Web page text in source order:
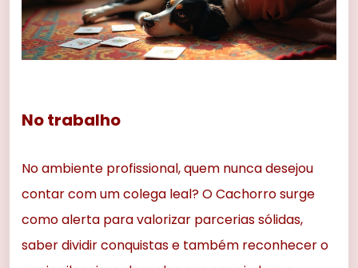
No trabalho
No ambiente profissional, quem nunca desejou
contar com um colega leal? O Cachorro surge
como alerta para valorizar parcerias sólidas,
saber dividir conquistas e também reconhecer o